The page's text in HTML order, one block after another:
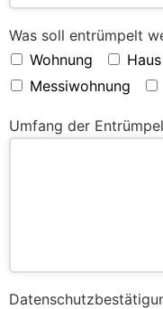
Was soll entrümpelt
Wohnung
Haus
Messiwohnung
Umfang der